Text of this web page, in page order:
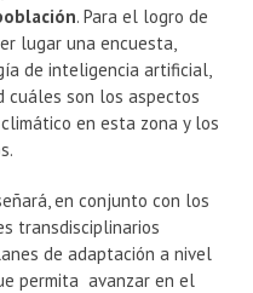
. Para el logro de
lugar una encuesta,
de inteligencia artificial,
cuáles son los aspectos
en esta zona y los
en conjunto con los
transdisciplinarios
de adaptación a nivel
permita avanzar en el